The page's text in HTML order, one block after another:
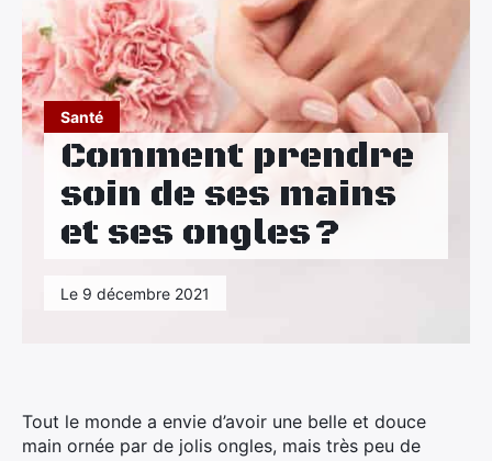
Santé
Comment prendre
soin de ses mains
et ses ongles ?
Le 9 décembre 2021
Tout le monde a envie d’avoir une belle et douce
main ornée par de jolis ongles, mais très peu de
High-Tech
Insolite
Lifestyle
Santé
Tourisme